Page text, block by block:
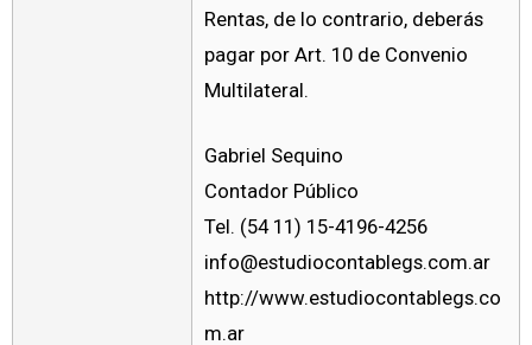
Rentas, de lo contrario, deberás
pagar por Art. 10 de Convenio
Multilateral.
Gabriel Sequino
Contador Público
Tel. (54 11) 15-4196-4256
info@estudiocontablegs.com.ar
http://www.estudiocontablegs.co
m.ar